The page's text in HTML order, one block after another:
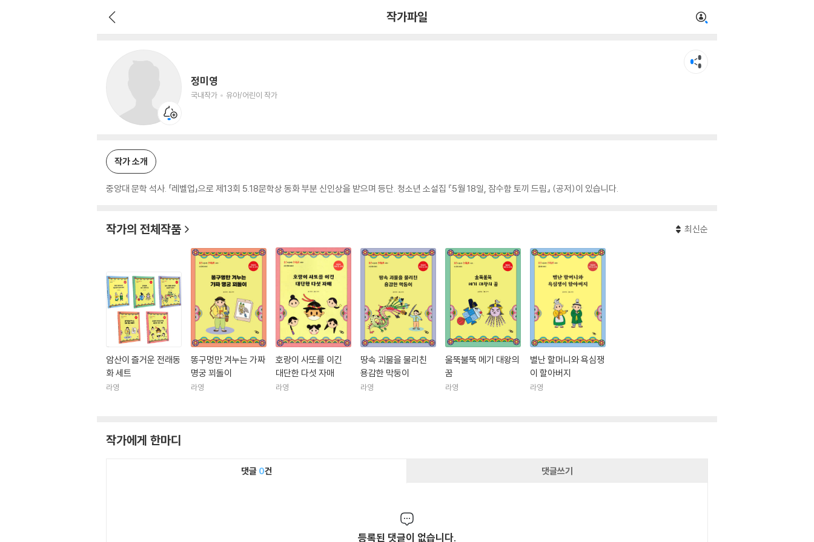
작가파일
정미영
국내작가 유아/어린이 작가
작가 소개
중앙대 문학 석사. 「레벨업」으로 제13회 5.18문학상 동화 부분 신인상을 받으며 등단. 청소년 소설집 『5월 18일, 잠수함 토끼 드림』 (공저)이 있습니다.
작가의 전체작품 최신순
암산이 즐거운 전래동
화 세트
라영
똥구멍만 겨누는 가짜
명궁 꾀돌이
라영
호랑이 사또를 이긴
대단한 다섯 자매
라영
땅속 괴물을 물리친
용감한 막둥이
라영
울뚝불뚝 메기 대왕의
꿈
라영
별난 할머니와 욕심쟁
이 할아버지
라영
작가에게 한마디
댓글 0건 댓글쓰기
등록된 댓글이 없습니다.